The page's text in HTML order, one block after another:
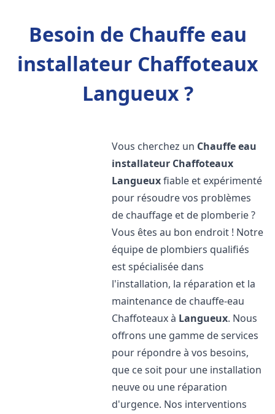
Besoin de Chauffe eau
installateur Chaffoteaux
Langueux ?
Vous cherchez un Chauffe eau
installateur Chaffoteaux
Langueuxfiable et expérimenté
pour résoudre vos problèmes
de chauffage et de plomberie ?
Vous êtes au bon endroit ! Notre
équipe de plombiers qualifiés
est spécialisée dans
l'installation, la réparation et la
maintenance de chauffe-eau
Chaffoteaux à Langueux. Nous
offrons une gamme de services
pour répondre à vos besoins,
que ce soit pour une installation
neuve ou une réparation
d'urgence. Nos interventions